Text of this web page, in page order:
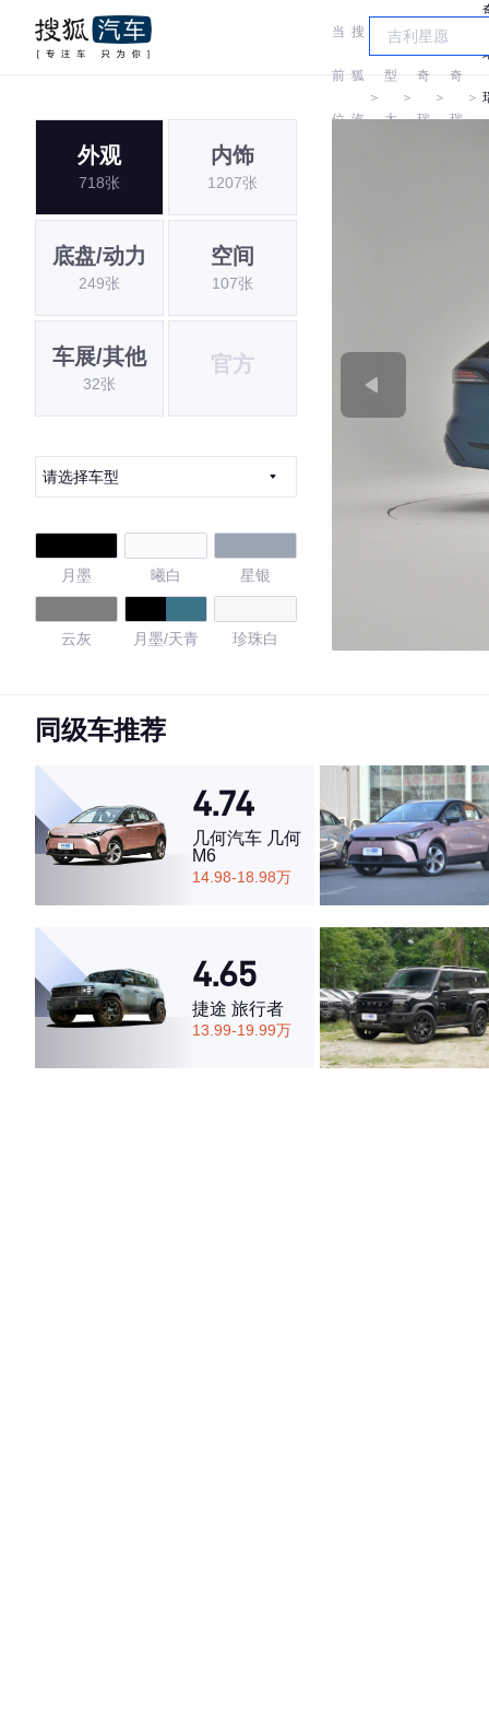
当
前
位
搜
狐
汽
＞
车
型
大
＞
奇
瑞
＞
奇
瑞
＞
外观
718张
内饰
1207张
底盘/动力
249张
空间
107张
车展/其他
32张
官方
请选择车型
月墨 曦白 星银
云灰 月墨/天青 珍珠白
4.73
·外观表现较为优秀，优于50%同级车
·内饰表现较为优秀，优于87%同级车
·空间表现较为优秀，优于71%同级车
同级车推荐
4.74
几何汽车 几何
M6
14.98-18.98万
4.65
捷途 旅行者
13.99-19.99万